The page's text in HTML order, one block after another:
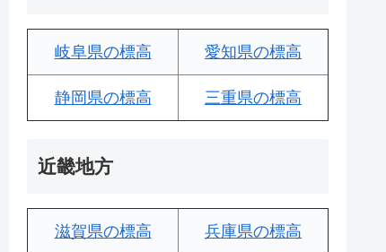
岐阜県の標高 愛知県の標高
静岡県の標高 三重県の標高
近畿地方
滋賀県の標高 兵庫県の標高